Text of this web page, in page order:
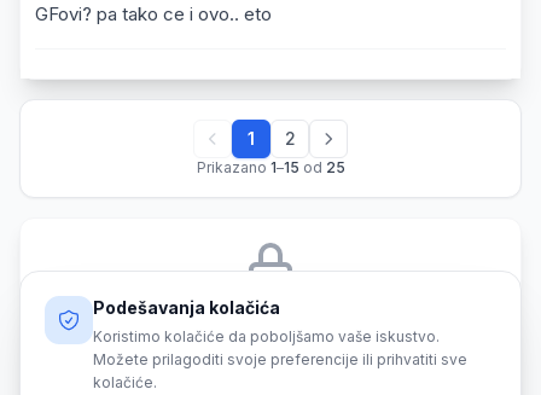
GFovi? pa tako ce i ovo.. eto
Prikazano 1–15 od 25
1 2
Morate biti prijavljeni da biste odgovorili na ovu temu.
Prijava
Podešavanja kolačića
Koristimo kolačiće da poboljšamo vaše iskustvo.
Možete prilagoditi svoje preferencije ili prihvatiti sve
kolačiće.